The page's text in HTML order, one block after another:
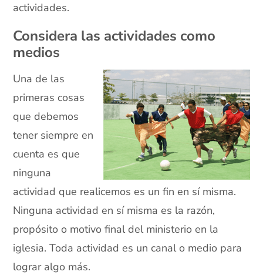
actividades.
Considera las actividades como
medios
Una de las
primeras cosas
que debemos
tener siempre en
cuenta es que
ninguna
actividad que realicemos es un fin en sí misma.
Ninguna actividad en sí misma es la razón,
propósito o motivo final del ministerio en la
iglesia. Toda actividad es un canal o medio para
lograr algo más.